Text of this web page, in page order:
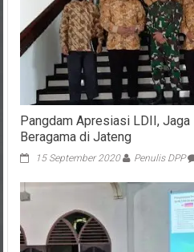
Pangdam Apresiasi LDII, Jaga
Beragama di Jateng
15 September 2020 Penulis DPP